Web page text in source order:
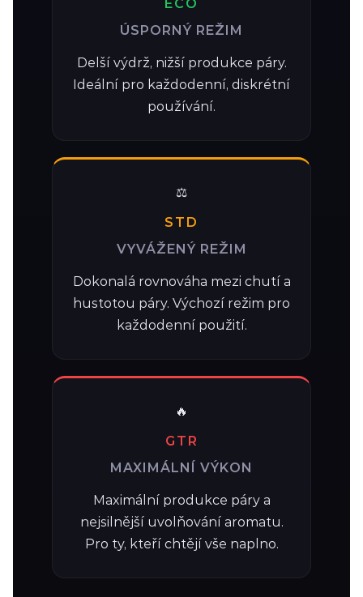
ECO
ÚSPORNÝ REŽIM
Delší výdrž, nižší produkce páry.
Ideální pro každodenní, diskrétní
používání.
⚖️
STD
VYVÁŽENÝ REŽIM
Dokonalá rovnováha mezi chutí a
hustotou páry. Výchozí režim pro
každodenní použití.
🔥
GTR
MAXIMÁLNÍ VÝKON
Maximální produkce páry a
nejsilnější uvolňování aromatu.
Pro ty, kteří chtějí vše naplno.